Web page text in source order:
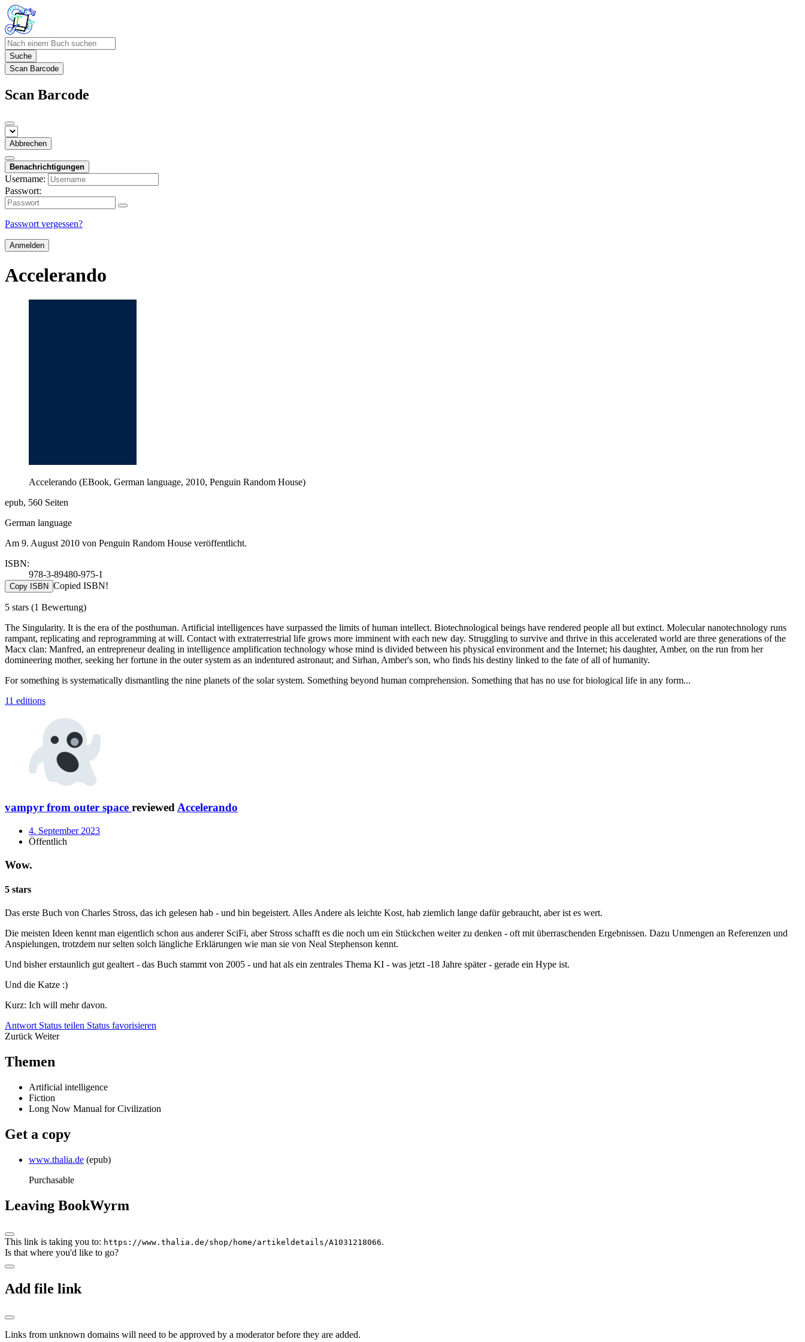
Suche
Scan Barcode
Scan Barcode
Abbrechen
Benachrichtigungen
Username:
Passwort:
Passwort vergessen?
Anmelden
Accelerando
Accelerando (EBook, German language, 2010, Penguin Random House)
epub, 560 Seiten
German language
Am 9. August 2010 von Penguin Random House veröffentlicht.
ISBN:
978-3-89480-975-1
Copy ISBN Copied ISBN!
5 stars (1 Bewertung)
The Singularity. It is the era of the posthuman. Artificial intelligences have surpassed the limits of human intellect. Biotechnological beings have rendered people all but extinct. Molecular nanotechnology runs
rampant, replicating and reprogramming at will. Contact with extraterrestrial life grows more imminent with each new day. Struggling to survive and thrive in this accelerated world are three generations of the
Macx clan: Manfred, an entrepreneur dealing in intelligence amplification technology whose mind is divided between his physical environment and the Internet; his daughter, Amber, on the run from her
domineering mother, seeking her fortune in the outer system as an indentured astronaut; and Sirhan, Amber's son, who finds his destiny linked to the fate of all of humanity.
For something is systematically dismantling the nine planets of the solar system. Something beyond human comprehension. Something that has no use for biological life in any form...
11 editions
vampyr from outer space reviewedAccelerando
4. September 2023
Öffentlich
Wow.
5 stars
Das erste Buch von Charles Stross, das ich gelesen hab - und bin begeistert. Alles Andere als leichte Kost, hab ziemlich lange dafür gebraucht, aber ist es wert.
Die meisten Ideen kennt man eigentlich schon aus anderer SciFi, aber Stross schafft es die noch um ein Stückchen weiter zu denken - oft mit überraschenden Ergebnissen. Dazu Unmengen an Referenzen und
Anspielungen, trotzdem nur selten solch längliche Erklärungen wie man sie von Neal Stephenson kennt.
Und bisher erstaunlich gut gealtert - das Buch stammt von 2005 - und hat als ein zentrales Thema KI - was jetzt -18 Jahre später - gerade ein Hype ist.
Und die Katze :)
Kurz: Ich will mehr davon.
Antwort Status teilen Status favorisieren
Zurück Weiter
Themen
Artificial intelligence
Fiction
Long Now Manual for Civilization
Get a copy
www.thalia.de (epub)
Purchasable
Leaving BookWyrm
This link is taking you to: https://www.thalia.de/shop/home/artikeldetails/A1031218066.
Is that where you'd like to go?
Add file link
Links from unknown domains will need to be approved by a moderator before they are added.